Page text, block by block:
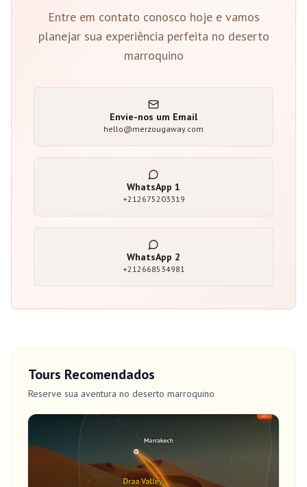
Entre em contato conosco hoje e vamos
planejar sua experiência perfeita no deserto
marroquino
Envie-nos um Email
hello@merzougaway.com
WhatsApp 1
+212675203319
WhatsApp 2
+212668534981
Tours Recomendados
Reserve sua aventura no deserto marroquino